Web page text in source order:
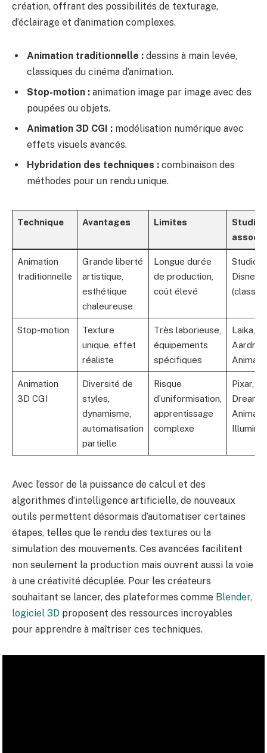
création, offrant des possibilités de texturage,
d’éclairage et d’animation complexes.
Animation traditionnelle : dessins à main levée,
classiques du cinéma d’animation.
Stop-motion : animation image par image avec des
poupées ou objets.
Animation 3D CGI : modélisation numérique avec
effets visuels avancés.
Hybridation des techniques : combinaison des
méthodes pour un rendu unique.
Technique Avantages Limites
Studios
Animation
traditionnelle
Grande liberté
artistique,
esthétique
chaleureuse
Longue durée
de production,
coût élevé
Studio
Disney
Stop-motion
Texture
unique, effet
réaliste
Très laborieuse,
équipements
spécifiques
Laika,
Animation
3D CGI
Diversité de
styles,
dynamisme,
automatisation
partielle
Risque
d’uniformisation,
apprentissage
complexe
Pixar,
Avec l’essor de la puissance de calcul et des
algorithmes d’intelligence artificielle, de nouveaux
outils permettent désormais d’automatiser certaines
étapes, telles que le rendu des textures ou la
simulation des mouvements. Ces avancées facilitent
non seulement la production mais ouvrent aussi la voie
à une créativité décuplée. Pour les créateurs
souhaitant se lancer, des plateformes comme Blender,
logiciel 3D proposent des ressources incroyables
pour apprendre à maîtriser ces techniques.